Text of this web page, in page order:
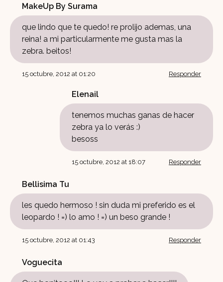
MakeUp By Surama
que lindo que te quedo! re prolijo ademas, una
reina! a mi particularmente me gusta mas la
zebra. beitos!
15 octubre, 2012 at 01:20 Responder
Elenail
tenemos muchas ganas de hacer
zebra ya lo verás :)
besoss
15 octubre, 2012 at 18:07 Responder
Bellisima Tu
les quedo hermoso ! sin duda mi preferido es el
leopardo ! =) lo amo ! =) un beso grande !
15 octubre, 2012 at 01:43 Responder
Voguecita